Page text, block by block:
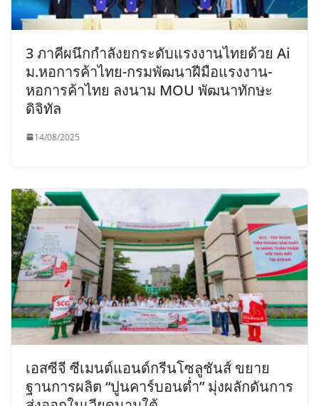
3 ภาคีผนึกกำลังยกระดับแรงงานไทยด้วย Ai
ม.หอการค้าไทย-กรมพัฒนาฝีมือแรงงาน-
หอการค้าไทย ลงนาม MOU พัฒนาทักษะ
ดิจิทัล
14/08/2025
เอสซีจี ซีเมนต์แอนด์กรีนโซลูชันส์ ขยาย
ฐานการผลิต “ปูนคาร์บอนต่ำ” มุ่งผลักดันการ